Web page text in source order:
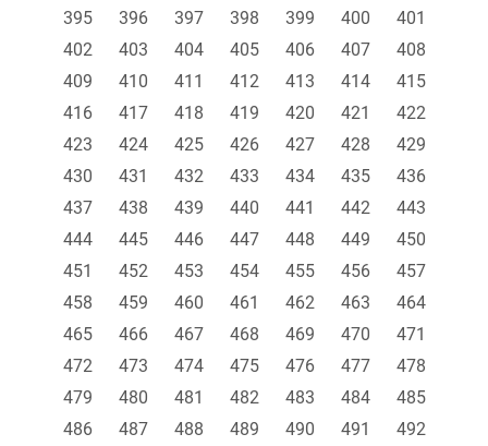
395
396 397 398 399 400
401
402
403 404 405 406 407
408
409
410 411 412 413 414
415
416
417 418 419 420 421
422
423
424 425 426 427 428
429
430
431 432 433 434 435
436
437
438 439 440 441 442
443
444
445 446 447 448 449
450
451
452 453 454 455 456
457
458
459 460 461 462 463
464
465
466 467 468 469 470
471
472
473 474 475 476 477
478
479
480 481 482 483 484
485
486
487 488 489 490 491
492